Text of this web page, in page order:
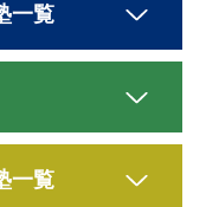
一覧
一覧